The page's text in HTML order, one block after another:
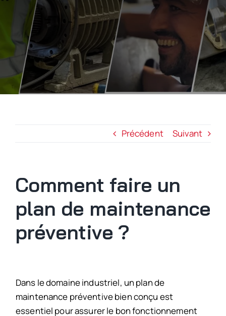
Précédent Suivant
Comment faire un
plan de maintenance
préventive ?
Dans le domaine industriel, un plan de
maintenance préventive bien conçu est
essentiel pour assurer le bon fonctionnement